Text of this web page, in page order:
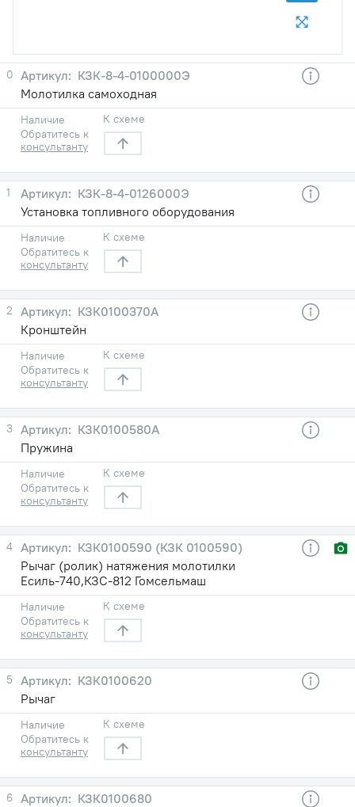
0
КЗК-8-4-0100000Э
Молотилка самоходная
Наличие
Обратитесь к
консультанту
К схеме
1
КЗК-8-4-0126000Э
Установка топливного оборудования
Наличие
Обратитесь к
консультанту
К схеме
2
КЗК0100370А
Кронштейн
Наличие
Обратитесь к
консультанту
К схеме
3
КЗК0100580А
Пружина
Наличие
Обратитесь к
консультанту
К схеме
4
КЗК0100590 (КЗК 0100590)
Рычаг (ролик) натяжения молотилки
Есиль-740,КЗС-812 Гомсельмаш
Наличие
Обратитесь к
консультанту
К схеме
5
КЗК0100620
Рычаг
Наличие
Обратитесь к
консультанту
К схеме
6
КЗК0100680